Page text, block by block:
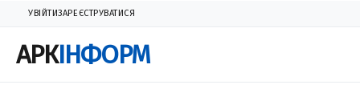
УВІЙТИЗАРЕЄСТРУВАТИСЯ
АРКІНФОРМ